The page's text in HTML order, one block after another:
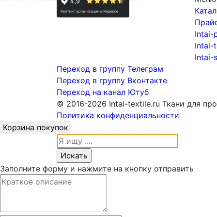
Intai-
Intai-
Intai-
Переход в группу Телеграм
Переход в группу Вконтакте
Переход на канал Ютуб
© 2016-2026 Intai-textile.ru Ткани для
Политика конфиденциальности
Корзина покупок
Заполните форму и нажмите на кнопку отправить